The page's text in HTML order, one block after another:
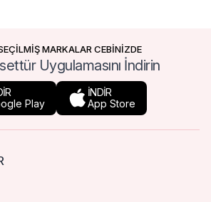
MARKALAR CEBİNİZDE
Uygulamasını İndirin
Play
İNDİR
App Store